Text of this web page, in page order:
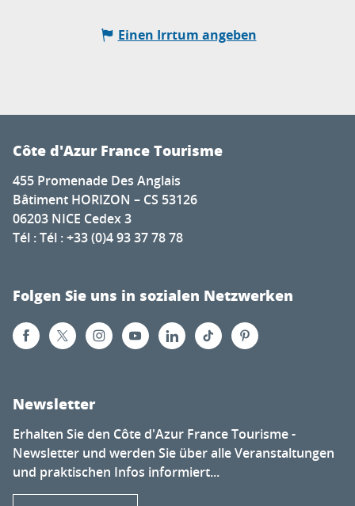
Einen Irrtum angeben
Côte d'Azur France Tourisme
455 Promenade Des Anglais
Bâtiment HORIZON – CS 53126
06203 NICE Cedex 3
Tél : Tél : +33 (0)4 93 37 78 78
Folgen Sie uns in sozialen Netzwerken
Newsletter
Erhalten Sie den Côte d'Azur France Tourisme -
Newsletter und werden Sie über alle Veranstaltungen
und praktischen Infos informiert...